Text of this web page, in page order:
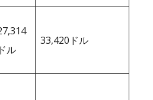
ドル
33,420ドル